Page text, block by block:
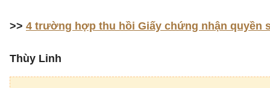
>> 4 trường hợp thu hồi Giấy chứng nhận quyền
Thùy Linh